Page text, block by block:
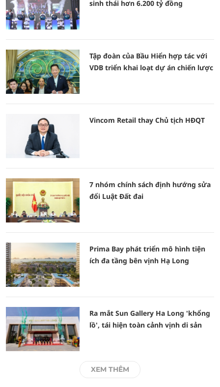
sinh thái hơn 6.200 tỷ đồng
Tập đoàn của Bầu Hiển hợp tác với
VDB triển khai loạt dự án chiến lược
Vincom Retail thay Chủ tịch HĐQT
7 nhóm chính sách định hướng sửa
đổi Luật Đất đai
Prima Bay phát triển mô hình tiện
ích đa tầng bên vịnh Hạ Long
Ra mắt Sun Gallery Ha Long 'khổng
lồ', tái hiện toàn cảnh vịnh di sản
XEM THÊM